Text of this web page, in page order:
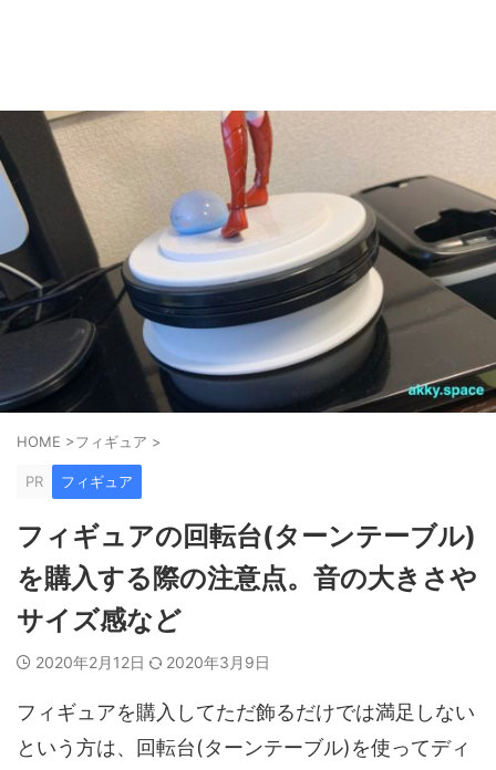
HOME >フィギュア >
PR フィギュア
フィギュアの回転台(ターンテーブル)
を購入する際の注意点。音の大きさや
サイズ感など
2020年2月12日 2020年3月9日
フィギュアを購入してただ飾るだけでは満足しない
という方は、回転台(ターンテーブル)を使ってディ